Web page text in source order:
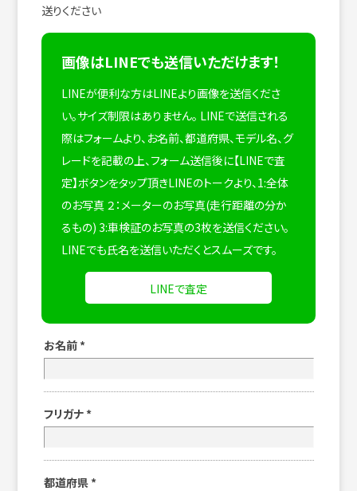
送りください
画像はLINEでも送信いただけます！
LINEが便利な方はLINEより画像を送信くださ
い。サイズ制限はありません。 LINEで送信される
際はフォームより、お名前、都道府県、モデル名、グ
レードを記載の上、フォーム送信後に【LINEで査
定】ボタンをタップ頂きLINEのトークより、1:全体
のお写真 ２：メーターのお写真(走行距離の分か
るもの) 3:車検証のお写真の3枚を送信ください。
LINEでも氏名を送信いただくとスムーズです。
LINEで査定
お名前 *
フリガナ *
都道府県 *